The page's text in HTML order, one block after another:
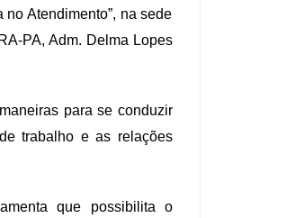
no Atendimento”, na sede
PA, Adm. Delma Lopes
para se conduzir
trabalho e as relações
que possibilita o